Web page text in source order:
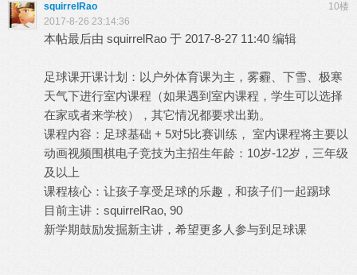
10楼
squirrelRao
2017-8-26 23:14:36
本帖最后由 squirrelRao 于 2017-8-27 11:40 编辑
足球课开课计划：以户外体育课为主，雾霾、下雪、极寒
天气下进行室内课程（如果遇到室内课程，学生可以选择
在家或者来学校），其它情况都要求出勤。
课程内容：足球基础 + 5对5比赛训练， 室内课程将主要以
动画视频围棋电子竞技为主招生年龄：10岁-12岁，三年级
及以上
课程核心：让孩子享受足球的乐趣，和孩子们一起踢球
目前主讲：squirrelRao, 90
新学期鼓励发掘新主讲，希望更多人参与到足球课